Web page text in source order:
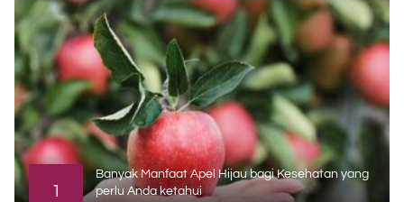
1
Banyak Manfaat Apel Hijau bagi Kesehatan yang
perlu Anda ketahui